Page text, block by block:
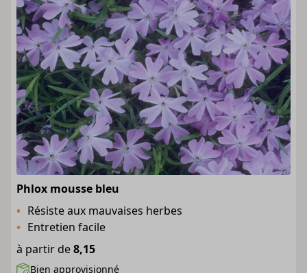
Phlox mousse bleu
Résiste aux mauvaises herbes
Entretien facile
à partir de8,15
Bien approvisionné